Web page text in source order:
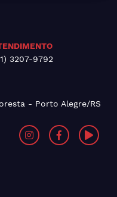
3207-9792
- Porto Alegre/RS